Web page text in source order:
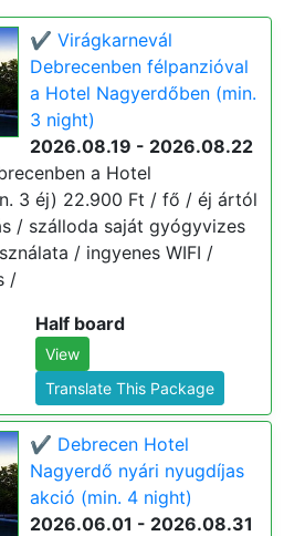
✔️ Virágkarnevál
Debrecenben félpanzióval
a Hotel Nagyerdőben (min.
3 night)
2026.08.19 - 2026.08.22
a Hotel
3 éj) 22.900 Ft / fő / éj ártól
/ szálloda saját gyógyvizes
/ ingyenes WIFI /
/
Half board
View
Translate This Package
✔️ Debrecen Hotel
Nagyerdő nyári nyugdíjas
akció (min. 4 night)
2026.06.01 - 2026.08.31